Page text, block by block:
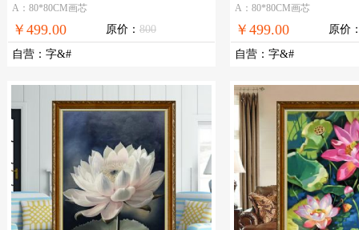
画
A：80*80CM画芯
￥499.00 原价： 800
自营 ： 字&#
景油画
A：80*80CM画芯
￥499.00 原价
自营 ： 字&#